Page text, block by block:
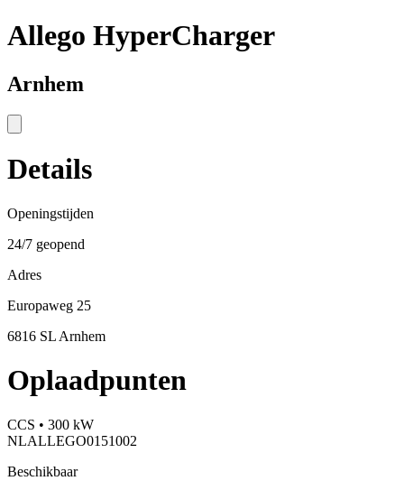
Allego HyperCharger
Arnhem
Details
Openingstijden
24/7 geopend
Adres
Europaweg 25
6816 SL Arnhem
Oplaadpunten
CCS • 300 kW
NLALLEGO0151002
Beschikbaar